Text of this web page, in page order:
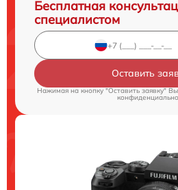
Бесплатная
специалистом
Оставить
Нажимая на кнопку "Оставить заявку"